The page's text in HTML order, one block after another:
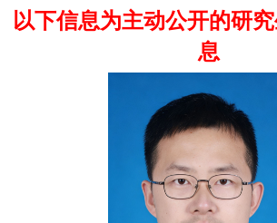
以下信息为主动公开的研
息